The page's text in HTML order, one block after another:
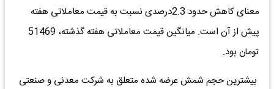
معنای کاهش حدود 2.3درصدی نسبت به قیمت معاملاتی هفته
پیش از آن است. میانگین قیمت معاملاتی هفته گذشته، 51469
تومان بود.
بیشترین حجم شمش عرضه شده متعلق به شرکت معدنی و صنعتی